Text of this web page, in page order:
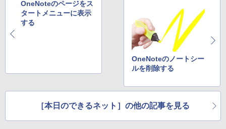
OneNoteのページをス
タートメニューに表示
する
OneNoteのノートシー
ルを削除する
［本日のできるネット］の他の記事を見る